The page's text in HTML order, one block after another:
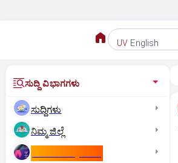
UV English
ಸುದ್ದಿ ವಿಭಾಗಗಳು
ಸುದ್ದಿಗಳು
ನಿಮ್ಮ ಜಿಲ್ಲೆ